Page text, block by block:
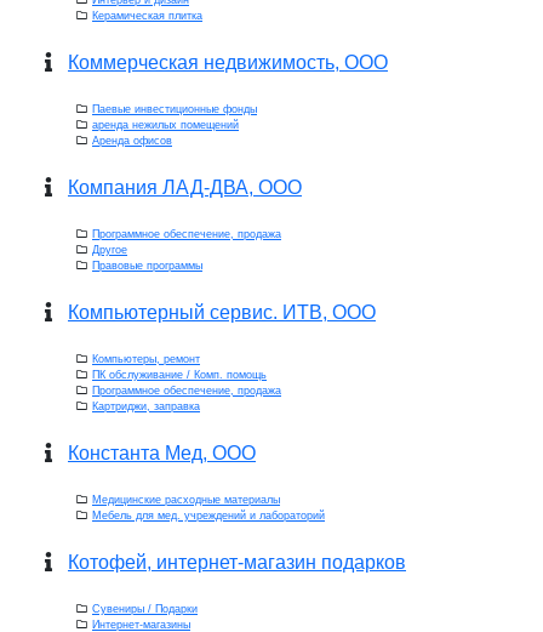
Керамическая плитка
Коммерческая недвижимость, ООО
Паевые инвестиционные фонды
аренда нежилых помещений
Аренда офисов
Компания ЛАД-ДВА, ООО
Программное обеспечение, продажа
Другое
Правовые программы
Компьютерный сервис. ИТВ, ООО
Компьютеры, ремонт
ПК обслуживание / Комп. помощь
Программное обеспечение, продажа
Картриджи, заправка
Константа Мед, ООО
Медицинские расходные материалы
Мебель для мед. учреждений и лабораторий
Котофей, интернет-магазин подарков
Сувениры / Подарки
Интернет-магазины